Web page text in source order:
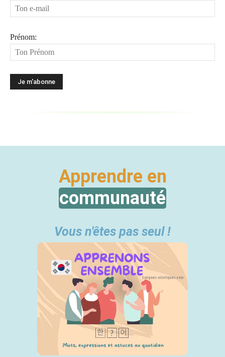
Prénom:
Apprendre en
communauté
Vous n'êtes pas seul !